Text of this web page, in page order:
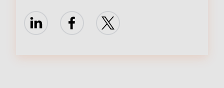
LinkedIn FacebookX